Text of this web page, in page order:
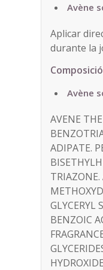
Avène
Aplicar
durante la
Avène
AVENE
ADIPATE.
GLYCERYL
BENZOIC